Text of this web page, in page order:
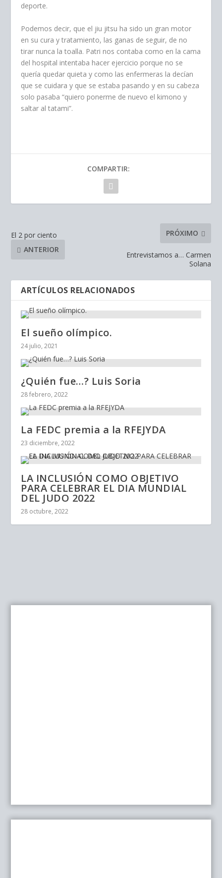
deporte.
Podemos decir, que el jiu jitsu ha sido un gran motor
en su cura y tratamiento, las ganas de seguir, de no
tirar nunca la toalla. Patri nos contaba como en la cama
del hospital intentaba hacer ejercicio porque no se
quería quedar quieta y como las enfermeras la decían
que se cuidara y que se estaba pasando y en su cabeza
solo pasaba “quiero ponerme de nuevo el kimono y
saltar al tatami”.
COMPARTIR:
El 2 por ciento
ANTERIOR
PRÓXIMO
Entrevistamos a… Carmen
Solana
ARTÍCULOS RELACIONADOS
El sueño olímpico.
24 julio, 2021
¿Quién fue…? Luis Soria
28 febrero, 2022
La FEDC premia a la RFEJYDA
23 diciembre, 2022
LA INCLUSIÓN COMO OBJETIVO
PARA CELEBRAR EL DIA MUNDIAL
DEL JUDO 2022
28 octubre, 2022